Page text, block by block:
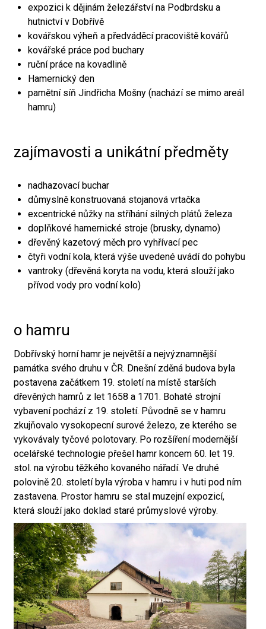
expozici k dějinám železářství na Podbrdsku a
hutnictví v Dobřívě
kovářskou výheň a předváděcí pracoviště kovářů
kovářské práce pod buchary
ruční práce na kovadlině
Hamernický den
pamětní síň Jindřicha Mošny (nachází se mimo areál
hamru)
zajímavosti a unikátní předměty
nadhazovací buchar
důmyslně konstruovaná stojanová vrtačka
excentrické nůžky na stříhání silných plátů železa
doplňkové hamernické stroje (brusky, dynamo)
dřevěný kazetový měch pro vyhřívací pec
čtyři vodní kola, která výše uvedené uvádí do pohybu
vantroky (dřevěná koryta na vodu, která slouží jako
přívod vody pro vodní kolo)
o hamru
Dobřívský horní hamr je největší a nejvýznamnější
památka svého druhu v ČR. Dnešní zděná budova byla
postavena začátkem 19. století na místě starších
dřevěných hamrů z let 1658 a 1701. Bohaté strojní
vybavení pochází z 19. století. Původně se v hamru
zkujňovalo vysokopecní surové železo, ze kterého se
vykovávaly tyčové polotovary. Po rozšíření modernější
ocelářské technologie přešel hamr koncem 60. let 19.
stol. na výrobu těžkého kovaného nářadí. Ve druhé
polovině 20. století byla výroba v hamru i v huti pod ním
zastavena. Prostor hamru se stal muzejní expozicí,
která slouží jako doklad staré průmyslové výroby.